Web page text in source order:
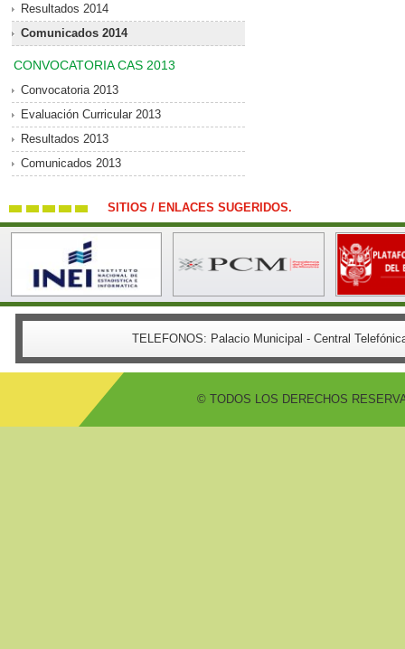
Resultados 2014
Comunicados 2014
CONVOCATORIA CAS 2013
Convocatoria 2013
Evaluación Curricular 2013
Resultados 2013
Comunicados 2013
SITIOS / ENLACES SUGERIDOS.
TELEFONOS: Palacio Municipal - Central
© TODOS LOS DERECHOS